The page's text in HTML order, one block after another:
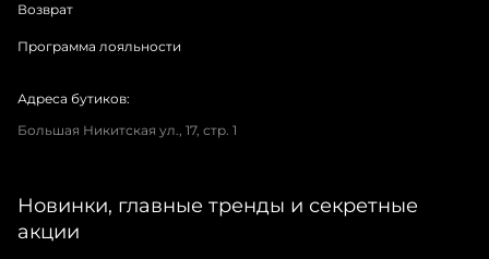
Возврат
Программа лояльности
Адреса бутиков:
Большая Никитская ул., 17, стр. 1
Новинки, главные тренды и секретные
акции